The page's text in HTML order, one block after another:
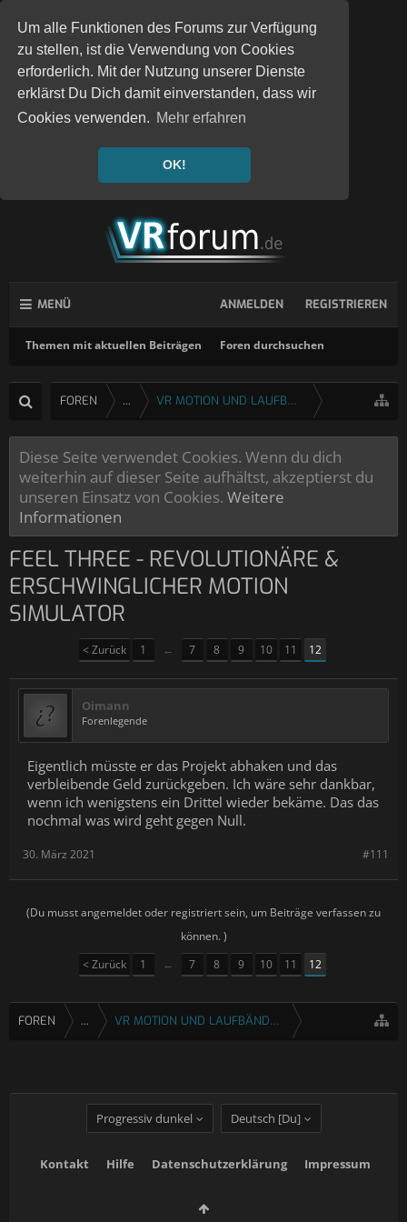
Um alle Funktionen des Forums zur Verfügung
zu stellen, ist die Verwendung von Cookies
erforderlich. Mit der Nutzung unserer Dienste
erklärst Du Dich damit einverstanden, dass wir
Cookies verwenden. Mehr erfahren
OK!
MENÜ
Themen mit aktuellen Beiträgen Foren durchsuchen
ANMELDEN REGISTRIEREN
FOREN ... VR MOTION UND LAUFBÄNDER
Diese Seite verwendet Cookies. Wenn du dich
weiterhin auf dieser Seite aufhältst, akzeptierst du
unseren Einsatz von Cookies. Weitere
Informationen
FEEL THREE - REVOLUTIONÄRE &
ERSCHWINGLICHER MOTION
SIMULATOR
< Zurück 1 ← 7 8 9 10 11 12
Oimann
Forenlegende
Eigentlich müsste er das Projekt abhaken und das
verbleibende Geld zurückgeben. Ich wäre sehr dankbar,
wenn ich wenigstens ein Drittel wieder bekäme. Das das
nochmal was wird geht gegen Null.
#111
30. März 2021
(Du musst angemeldet oder registriert sein, um Beiträge verfassen zu
können. )
< Zurück
1 ← 7 8 9 10 11 12
FOREN ... VR MOTION UND LAUFBÄNDER
Progressiv dunkel Deutsch [Du]
Kontakt Hilfe Datenschutzerklärung Impressum